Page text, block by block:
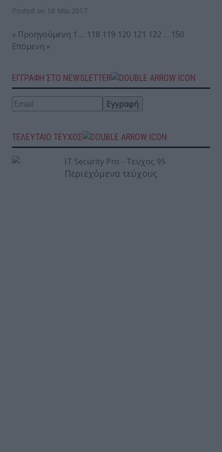
Posted on 18 Μάι 2017
« Προηγούμενη 1 … 118 119 120 121 122 … 150
Επόμενη »
ΕΓΓΡΑΦΗ ΣΤΟ NEWSLETTER
ΤΕΛΕΥΤΑΙΟ ΤΕΥΧΟΣ
Περιεχόμενα τεύχους